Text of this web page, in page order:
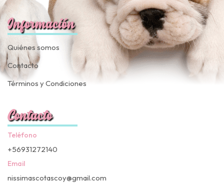
Información
Quiénes somos
Contacto
Términos y Condiciones
Contacto
Teléfono
+56931272140
Email
nissimascotascoy@gmail.com